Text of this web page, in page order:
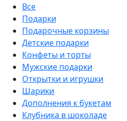
Все
Подарки
Подарочные корзины
Детские подарки
Конфеты и торты
Мужские подарки
Открытки и игрушки
Шарики
Дополнения к букетам
Клубника в шоколаде